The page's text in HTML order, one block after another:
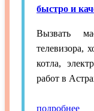
быстро и
Вызвать
телевизора,
котла,
работ в
подробнее